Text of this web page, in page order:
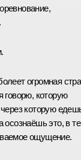
огромная
говорю, которую
которую
осознаёшь это, в
ощущение.